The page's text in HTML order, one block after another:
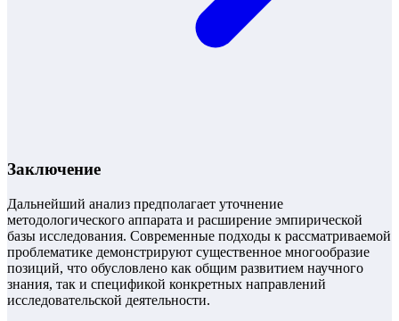
Заключение
Дальнейший анализ предполагает уточнение
методологического аппарата и расширение эмпирической
базы исследования. Современные подходы к рассматриваемой
проблематике демонстрируют существенное многообразие
позиций, что обусловлено как общим развитием научного
знания, так и спецификой конкретных направлений
исследовательской деятельности.